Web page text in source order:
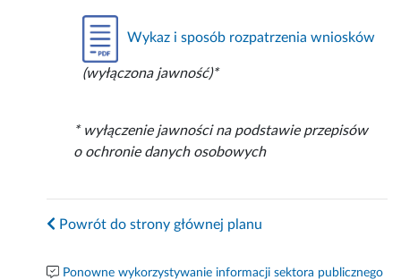
Wykaz i sposób rozpatrzenia wniosków
(wyłączona jawność)*
* wyłączenie jawności na podstawie przepisów
o ochronie danych osobowych
Powrót do strony głównej planu
Ponowne wykorzystywanie informacji sektora publicznego